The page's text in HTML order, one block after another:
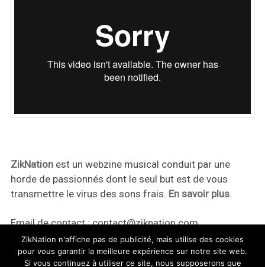
ZikNationest un webzine musical conduit par une
horde de passionnés dont le seul but est de vous
transmettre le virus des sons frais. En savoir plus.
Email de contact :contact@ziknation.com
ZikNation n'affiche pas de publicité, mais utilise des cookies
pour vous garantir la meilleure expérience sur notre site web.
Si vous continuez à utiliser ce site, nous supposerons que